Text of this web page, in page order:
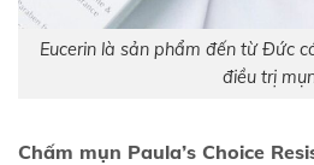
Eucerin là sản phẩm đến từ Đức
điều trị
Chấm mụn Paula’s Choice